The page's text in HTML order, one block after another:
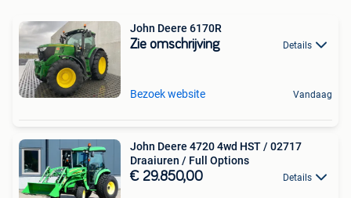
John Deere 6170R
Zie omschrijving Details
Bezoek website Vandaag
John Deere 4720 4wd HST / 02717
Draaiuren / Full Options
€ 29.850,00 Details